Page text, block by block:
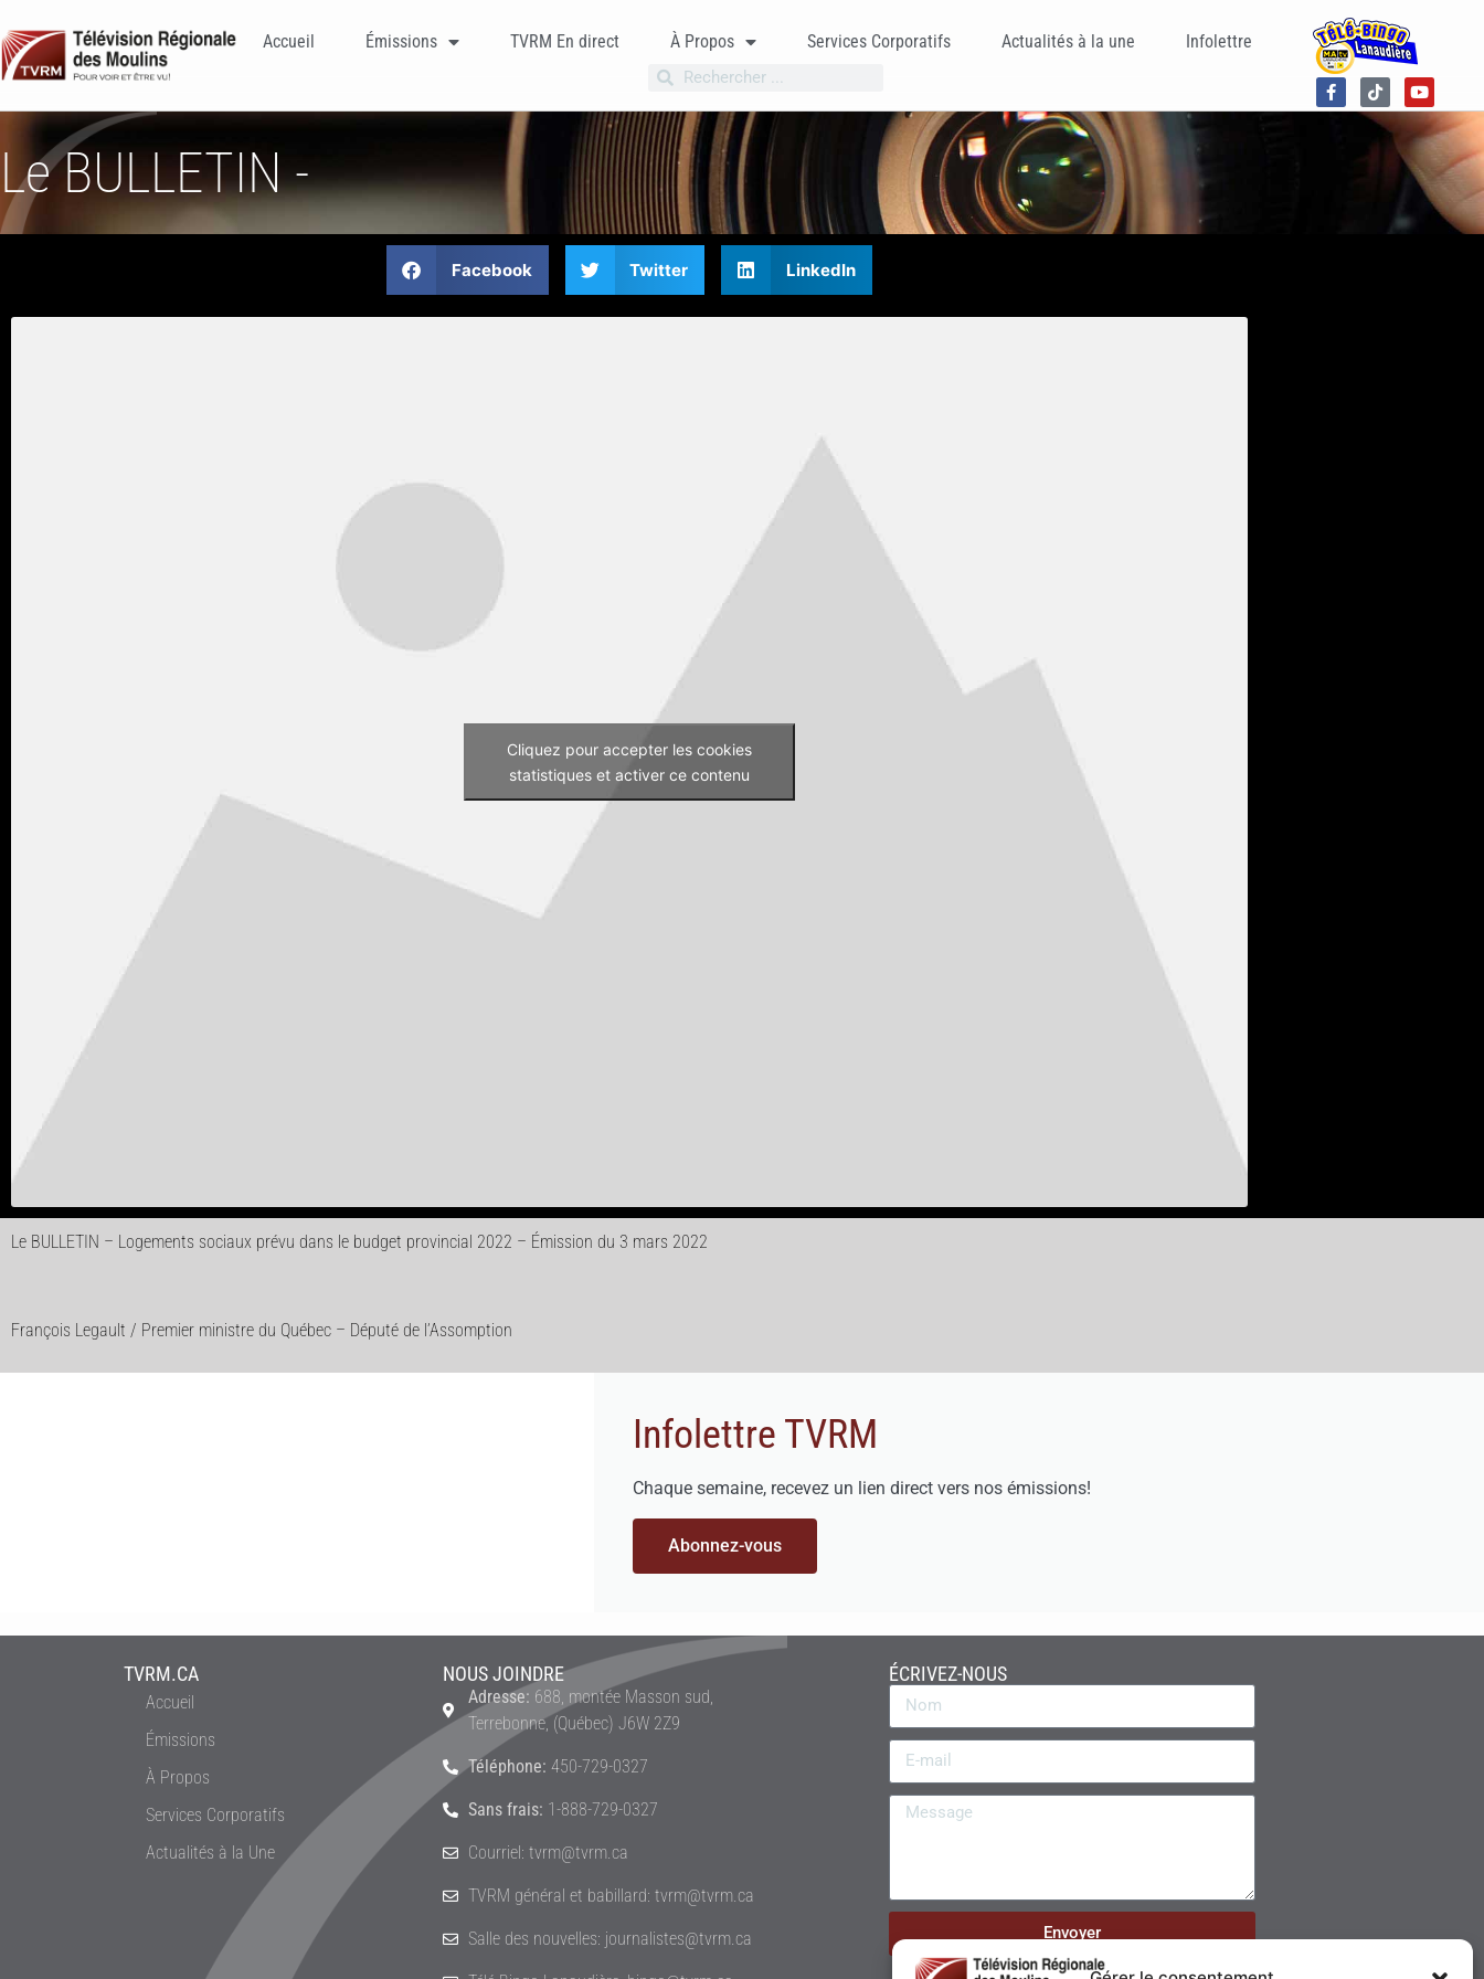
Accueil Émissions TVRM En direct À Propos Services Corporatifs Actualités à la une Infolettre
Le BULLETIN -
Facebook Twitter LinkedIn
Cliquez pour accepter les cookies
statistiques et activer ce contenu
Le BULLETIN – Logements sociaux prévu dans le budget provincial 2022 – Émission du 3 mars 2022
François Legault / Premier ministre du Québec – Député de l’Assomption
Infolettre TVRM
Chaque semaine, recevez un lien direct vers nos émissions!
Abonnez-vous
TVRM.CA
Accueil
Émissions
À Propos
Services Corporatifs
Actualités à la Une
NOUS JOINDRE
Adresse: 688, montée Masson sud,
Terrebonne, (Québec) J6W 2Z9
Téléphone: 450-729-0327
Sans frais: 1-888-729-0327
Courriel: tvrm@tvrm.ca
TVRM général et babillard: tvrm@tvrm.ca
Salle des nouvelles: journalistes@tvrm.ca
ÉCRIVEZ-NOUS
Envoyer